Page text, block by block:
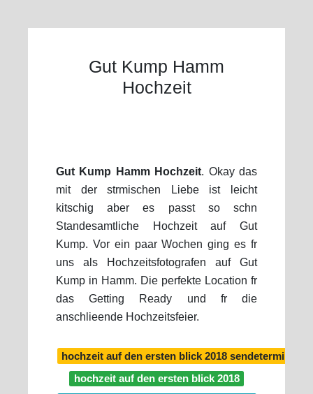
Gut Kump Hamm
Hochzeit
Gut Kump Hamm Hochzeit. Okay das
mit der strmischen Liebe ist leicht
kitschig aber es passt so schn
Standesamtliche Hochzeit auf Gut
Kump. Vor ein paar Wochen ging es fr
uns als Hochzeitsfotografen auf Gut
Kump in Hamm. Die perfekte Location fr
das Getting Ready und fr die
anschlieende Hochzeitsfeier.
hochzeit auf den ersten blick 2018 sendetermine
hochzeit auf den ersten blick 2018